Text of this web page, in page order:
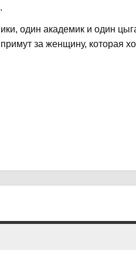
один академик и один
за женщину, которая